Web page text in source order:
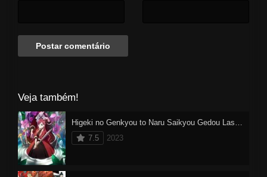
Veja também!
Higeki no Genkyou to Naru Saikyou Gedou Last Boss Joou wa Tami no Tame ni Tsukushimasu.
7.5
2023